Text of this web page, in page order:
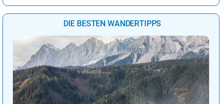
DIE BESTEN WANDERTIPPS